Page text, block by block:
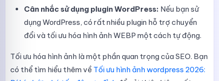
Cân nhắc sử dụng plugin WordPress: Nếu bạn sử
dụng WordPress, có rất nhiều plugin hỗ trợ chuyển
đổi và tối ưu hóa hình ảnh WEBP một cách tự động.
Tối ưu hóa hình ảnh là một phần quan trọng của SEO. Bạn
có thể tìm hiểu thêm về Tối ưu hình ảnh wordpress 2026: